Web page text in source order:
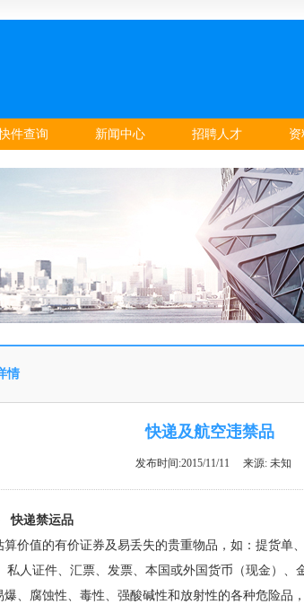
件查询 新闻中心 招聘人才
情
快递及航空违禁品
发布时间:2015/11/11 来源: 未知
快递禁运品
算价值的有价证券及易丢失的贵重物品，如：提货单
私人证件、汇票、发票、本国或外国货币（现金）、
爆、腐蚀性、毒性、强酸碱性和放射性的各种危险品